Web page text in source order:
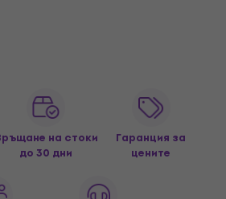
на стоки
до 30 дни
Гаранция за
цените